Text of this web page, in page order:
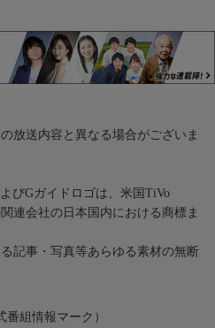
放送内容と異なる場合がございま
びGガイドロゴは、米国TiVo
連会社の日本国内における商標ま
記事・写真等あらゆる素材の無断
番組情報マーク）